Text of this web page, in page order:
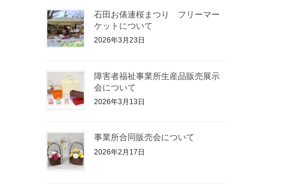
石田お俵連桜まつり フリーマー
ケットについて
2026年3月23日
障害者福祉事業所生産品販売展示
会について
2026年3月13日
事業所合同販売会について
2026年2月17日